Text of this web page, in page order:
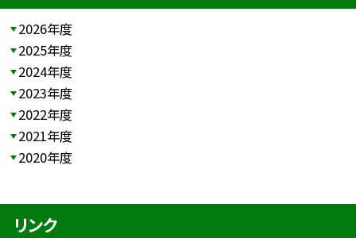
2026年度
2025年度
2024年度
2023年度
2022年度
2021年度
2020年度
リンク